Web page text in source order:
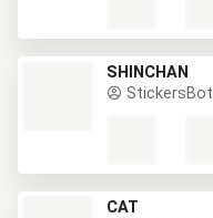
SHINCHAN
StickersBot
CAT